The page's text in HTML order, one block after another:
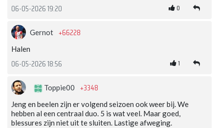
06-05-2026 19:20 0
Gernot +66228
Halen
06-05-2026 18:56 1
Toppie00 +3348
Jeng en beelen zijn er volgend seizoen ook weer bij. We
hebben al een centraal duo. 5 is wat veel. Maar goed,
blessures zijn niet uit te sluiten. Lastige afweging.